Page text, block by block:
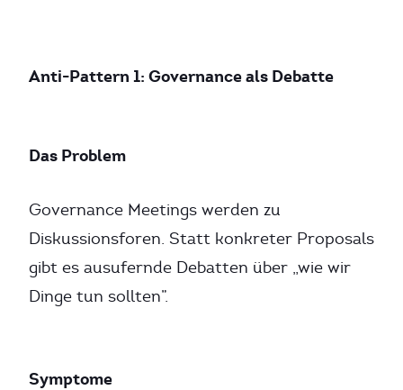
Anti-Pattern 1: Governance als Debatte
Das Problem
Governance Meetings werden zu
Diskussionsforen. Statt konkreter Proposals
gibt es ausufernde Debatten über „wie wir
Dinge tun sollten”.
Symptome